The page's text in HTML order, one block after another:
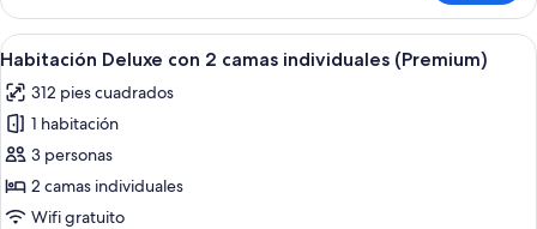
doble
Confort
Abrir
todas
las
fotos
de
Habitación
Deluxe
Habitación de hotel con sofá, una
7
Habitación Deluxe con 2 camas individuales (Premium)
312 pies cuadrados
1 habitación
3 personas
2 camas individuales
Wifi gratuito